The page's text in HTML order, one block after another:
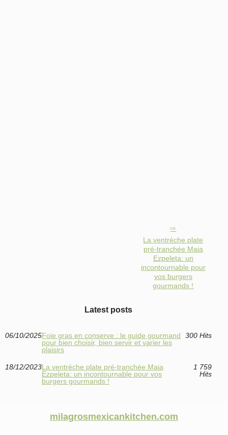
La ventrèche plate
pré-tranchée Maia
Ezpeleta: un
incontournable pour
vos burgers
gourmands !
Latest posts
06/10/2025Foie gras en conserve : le guide gourmand
pour bien choisir, bien servir et varier les
plaisirs
300 Hits
18/12/2023La ventrèche plate pré-tranchée Maia
Ezpeleta: un incontournable pour vos
burgers gourmands !
1 759
Hits
milagrosmexicankitchen.com